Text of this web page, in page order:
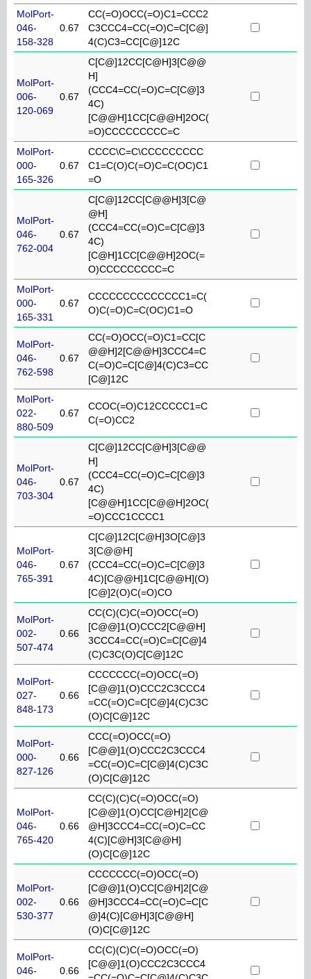
MolPort-
046-
158-328
0.67
CC(=O)OCC(=O)C1=CCC2
C3CCC4=CC(=O)C=C[C@]
4(C)C3=CC[C@]12C
MolPort-
006-
120-069
0.67
C[C@]12CC[C@H]3[C@@
H]
(CCC4=CC(=O)C=C[C@]3
4C)
[C@@H]1CC[C@@H]2OC(
=O)CCCCCCCCC=C
MolPort-
000-
165-326
0.67
CCCC\C=C\CCCCCCCCC
C1=C(O)C(=O)C=C(OC)C1
=O
MolPort-
046-
762-004
0.67
C[C@]12CC[C@@H]3[C@
@H]
(CCC4=CC(=O)C=C[C@]3
4C)
[C@H]1CC[C@@H]2OC(=
O)CCCCCCCCC=C
MolPort-
000-
165-331
0.67
CCCCCCCCCCCCCC1=C(
O)C(=O)C=C(OC)C1=O
MolPort-
046-
762-598
0.67
CC(=O)OCC(=O)C1=CC[C
@@H]2[C@@H]3CCC4=C
C(=O)C=C[C@]4(C)C3=CC
[C@]12C
MolPort-
022-
880-509
0.67
CCOC(=O)C12CCCCC1=C
C(=O)CC2
MolPort-
046-
703-304
0.67
C[C@]12CC[C@H]3[C@@
H]
(CCC4=CC(=O)C=C[C@]3
4C)
[C@@H]1CC[C@@H]2OC(
=O)CCC1CCCC1
MolPort-
046-
765-391
0.67
C[C@]12C[C@H]3O[C@]3
3[C@@H]
(CCC4=CC(=O)C=C[C@]3
4C)[C@@H]1C[C@@H](O)
[C@]2(O)C(=O)CO
MolPort-
002-
507-474
0.66
CC(C)(C)C(=O)OCC(=O)
[C@@]1(O)CCC2[C@@H]
3CCC4=CC(=O)C=C[C@]4
(C)C3C(O)C[C@]12C
MolPort-
027-
848-173
0.66
CCCCCCC(=O)OCC(=O)
[C@@]1(O)CCC2C3CCC4
=CC(=O)C=C[C@]4(C)C3C
(O)C[C@]12C
MolPort-
000-
827-126
0.66
CCC(=O)OCC(=O)
[C@@]1(O)CCC2C3CCC4
=CC(=O)C=C[C@]4(C)C3C
(O)C[C@]12C
MolPort-
046-
765-420
0.66
CC(C)(C)C(=O)OCC(=O)
[C@@]1(O)CC[C@H]2[C@
@H]3CCC4=CC(=O)C=CC
4(C)[C@H]3[C@@H]
(O)C[C@]12C
MolPort-
002-
530-377
0.66
CCCCCCC(=O)OCC(=O)
[C@@]1(O)CC[C@H]2[C@
@H]3CCC4=CC(=O)C=C[C
@]4(C)[C@H]3[C@@H]
(O)C[C@]12C
MolPort-
046-
0.66
CC(C)(C)C(=O)OCC(=O)
[C@@]1(O)CCC2C3CCC4